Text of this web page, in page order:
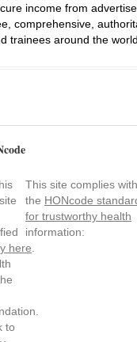
income from
comprehensive,
trainees around the
This site complies with
the HONcode
for trustworthy health
information:
here.